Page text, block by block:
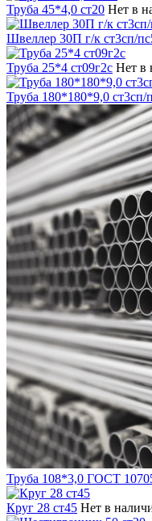
Труба 45*4,0 ст20 Нет в
Швеллер 30П г/к ст3сп/
Труба 25*4 ст09г2с Нет в
Труба 180*180*9,0 ст3сп/
Труба 108*3,0 ГОСТ
Круг 28 ст45 Нет в